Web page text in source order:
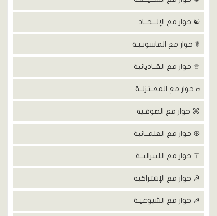
☯ حوار مع الإلـــحــاد
☤ حوار مع الماسونـيـة
♕ حوار مع القــاديانية
ʊ حوار مع المعــتزلــة
⌘ حوار مع الصوفـية
☮ حوار مع العلمــانية
⚚ حوار مع الليبراليــة
☭ حوار مع الإشتراكية
☭ حوار مع الشيوعيـة